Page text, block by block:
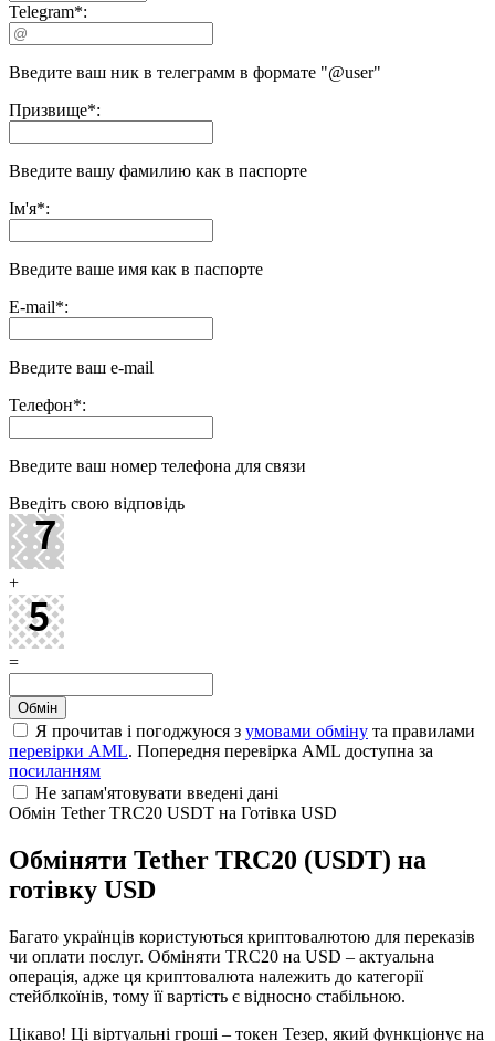
Telegram*:
Введите ваш ник в телеграмм в формате "@user"
Призвище*:
Введите вашу фамилию как в паспорте
Ім'я*:
Введите ваше имя как в паспорте
E-mail*:
Введите ваш e-mail
Телефон*:
Введите ваш номер телефона для связи
Введіть свою відповідь
+
=
Я прочитав і погоджуюся з умовами обміну та правилами
перевірки AML. Попередня перевірка AML доступна за
посиланням
Не запам'ятовувати введені дані
Обмін Tether TRC20 USDT на Готівка USD
Обміняти Tether TRC20 (USDT) на
готівку USD
Багато українців користуються криптовалютою для переказів
чи оплати послуг. Обміняти TRC20 на USD – актуальна
операція, адже ця криптовалюта належить до категорії
стейблкоїнів, тому її вартість є відносно стабільною.
Цікаво! Ці віртуальні гроші – токен Тезер, який функціонує на